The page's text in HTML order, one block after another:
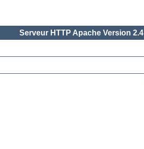
Serveur HTTP Apache Version 2.4